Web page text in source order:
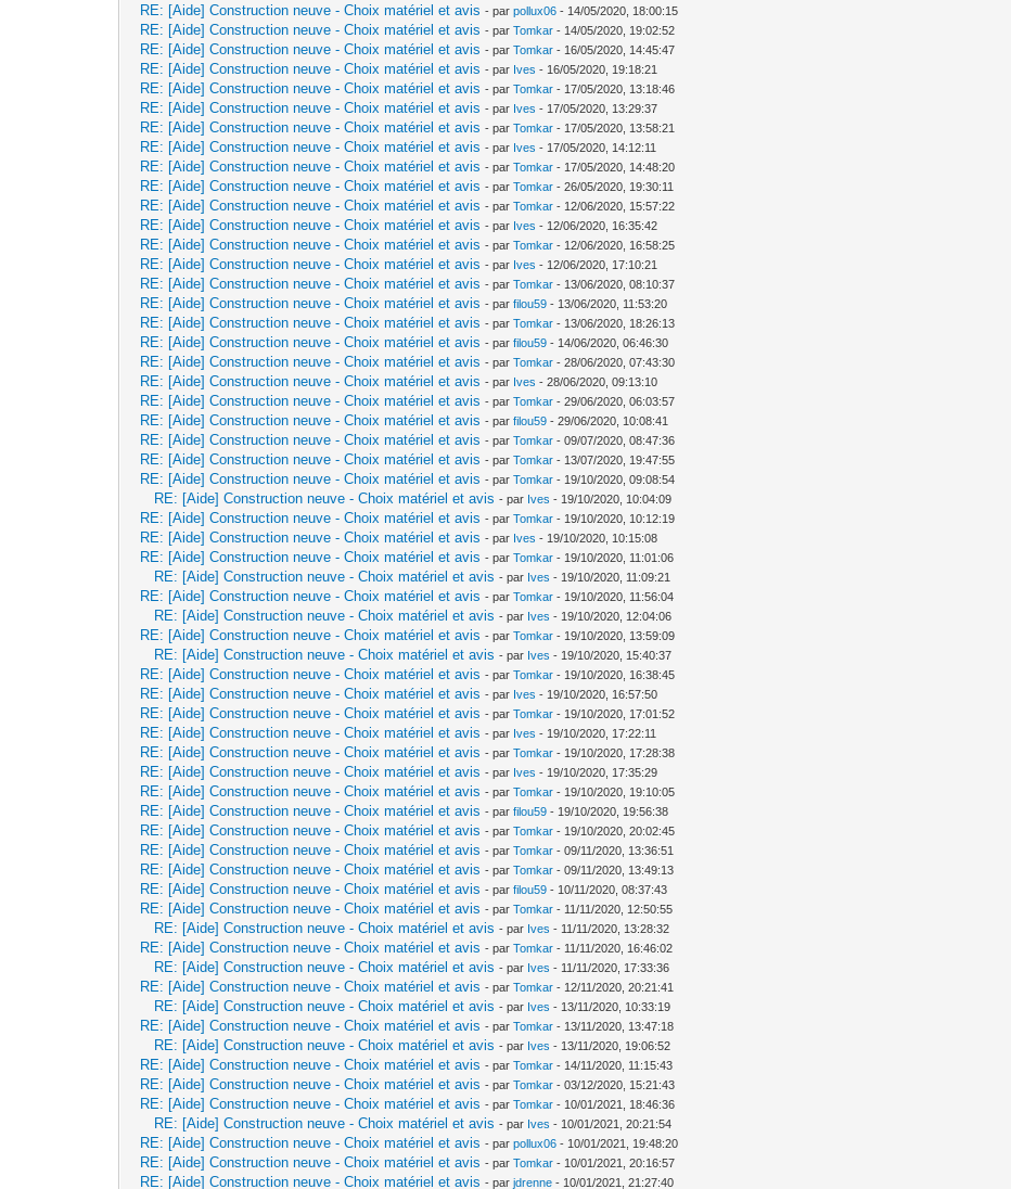
RE: [Aide] Construction neuve - Choix matériel et avis - parpollux06 - 14/05/2020, 18:00:15
RE: [Aide] Construction neuve - Choix matériel et avis - parTomkar - 14/05/2020, 19:02:52
RE: [Aide] Construction neuve - Choix matériel et avis - parTomkar - 16/05/2020, 14:45:47
RE: [Aide] Construction neuve - Choix matériel et avis - par Ives - 16/05/2020, 19:18:21
RE: [Aide] Construction neuve - Choix matériel et avis - parTomkar - 17/05/2020, 13:18:46
RE: [Aide] Construction neuve - Choix matériel et avis - par Ives - 17/05/2020, 13:29:37
RE: [Aide] Construction neuve - Choix matériel et avis - parTomkar - 17/05/2020, 13:58:21
RE: [Aide] Construction neuve - Choix matériel et avis - par Ives - 17/05/2020, 14:12:11
RE: [Aide] Construction neuve - Choix matériel et avis - parTomkar - 17/05/2020, 14:48:20
RE: [Aide] Construction neuve - Choix matériel et avis - parTomkar - 26/05/2020, 19:30:11
RE: [Aide] Construction neuve - Choix matériel et avis - parTomkar - 12/06/2020, 15:57:22
RE: [Aide] Construction neuve - Choix matériel et avis - par Ives - 12/06/2020, 16:35:42
RE: [Aide] Construction neuve - Choix matériel et avis - parTomkar - 12/06/2020, 16:58:25
RE: [Aide] Construction neuve - Choix matériel et avis - par Ives - 12/06/2020, 17:10:21
RE: [Aide] Construction neuve - Choix matériel et avis - parTomkar - 13/06/2020, 08:10:37
RE: [Aide] Construction neuve - Choix matériel et avis - parfilou59 - 13/06/2020, 11:53:20
RE: [Aide] Construction neuve - Choix matériel et avis - parTomkar - 13/06/2020, 18:26:13
RE: [Aide] Construction neuve - Choix matériel et avis - parfilou59 - 14/06/2020, 06:46:30
RE: [Aide] Construction neuve - Choix matériel et avis - parTomkar - 28/06/2020, 07:43:30
RE: [Aide] Construction neuve - Choix matériel et avis - par Ives - 28/06/2020, 09:13:10
RE: [Aide] Construction neuve - Choix matériel et avis - parTomkar - 29/06/2020, 06:03:57
RE: [Aide] Construction neuve - Choix matériel et avis - parfilou59 - 29/06/2020, 10:08:41
RE: [Aide] Construction neuve - Choix matériel et avis - parTomkar - 09/07/2020, 08:47:36
RE: [Aide] Construction neuve - Choix matériel et avis - parTomkar - 13/07/2020, 19:47:55
RE: [Aide] Construction neuve - Choix matériel et avis - parTomkar - 19/10/2020, 09:08:54
RE: [Aide] Construction neuve - Choix matériel et avis - par Ives - 19/10/2020, 10:04:09
RE: [Aide] Construction neuve - Choix matériel et avis - parTomkar - 19/10/2020, 10:12:19
RE: [Aide] Construction neuve - Choix matériel et avis - par Ives - 19/10/2020, 10:15:08
RE: [Aide] Construction neuve - Choix matériel et avis - parTomkar - 19/10/2020, 11:01:06
RE: [Aide] Construction neuve - Choix matériel et avis - par Ives - 19/10/2020, 11:09:21
RE: [Aide] Construction neuve - Choix matériel et avis - parTomkar - 19/10/2020, 11:56:04
RE: [Aide] Construction neuve - Choix matériel et avis - par Ives - 19/10/2020, 12:04:06
RE: [Aide] Construction neuve - Choix matériel et avis - parTomkar - 19/10/2020, 13:59:09
RE: [Aide] Construction neuve - Choix matériel et avis - par Ives - 19/10/2020, 15:40:37
RE: [Aide] Construction neuve - Choix matériel et avis - parTomkar - 19/10/2020, 16:38:45
RE: [Aide] Construction neuve - Choix matériel et avis - par Ives - 19/10/2020, 16:57:50
RE: [Aide] Construction neuve - Choix matériel et avis - parTomkar - 19/10/2020, 17:01:52
RE: [Aide] Construction neuve - Choix matériel et avis - par Ives - 19/10/2020, 17:22:11
RE: [Aide] Construction neuve - Choix matériel et avis - parTomkar - 19/10/2020, 17:28:38
RE: [Aide] Construction neuve - Choix matériel et avis - par Ives - 19/10/2020, 17:35:29
RE: [Aide] Construction neuve - Choix matériel et avis - parTomkar - 19/10/2020, 19:10:05
RE: [Aide] Construction neuve - Choix matériel et avis - parfilou59 - 19/10/2020, 19:56:38
RE: [Aide] Construction neuve - Choix matériel et avis - parTomkar - 19/10/2020, 20:02:45
RE: [Aide] Construction neuve - Choix matériel et avis - parTomkar - 09/11/2020, 13:36:51
RE: [Aide] Construction neuve - Choix matériel et avis - parTomkar - 09/11/2020, 13:49:13
RE: [Aide] Construction neuve - Choix matériel et avis - parfilou59 - 10/11/2020, 08:37:43
RE: [Aide] Construction neuve - Choix matériel et avis - parTomkar - 11/11/2020, 12:50:55
RE: [Aide] Construction neuve - Choix matériel et avis - par Ives - 11/11/2020, 13:28:32
RE: [Aide] Construction neuve - Choix matériel et avis - parTomkar - 11/11/2020, 16:46:02
RE: [Aide] Construction neuve - Choix matériel et avis - par Ives - 11/11/2020, 17:33:36
RE: [Aide] Construction neuve - Choix matériel et avis - parTomkar - 12/11/2020, 20:21:41
RE: [Aide] Construction neuve - Choix matériel et avis - par Ives - 13/11/2020, 10:33:19
RE: [Aide] Construction neuve - Choix matériel et avis - parTomkar - 13/11/2020, 13:47:18
RE: [Aide] Construction neuve - Choix matériel et avis - par Ives - 13/11/2020, 19:06:52
RE: [Aide] Construction neuve - Choix matériel et avis - parTomkar - 14/11/2020, 11:15:43
RE: [Aide] Construction neuve - Choix matériel et avis - parTomkar - 03/12/2020, 15:21:43
RE: [Aide] Construction neuve - Choix matériel et avis - parTomkar - 10/01/2021, 18:46:36
RE: [Aide] Construction neuve - Choix matériel et avis - par Ives - 10/01/2021, 20:21:54
RE: [Aide] Construction neuve - Choix matériel et avis - parpollux06 - 10/01/2021, 19:48:20
RE: [Aide] Construction neuve - Choix matériel et avis - parTomkar - 10/01/2021, 20:16:57
RE: [Aide] Construction neuve - Choix matériel et avis - parjdrenne - 10/01/2021, 21:27:40